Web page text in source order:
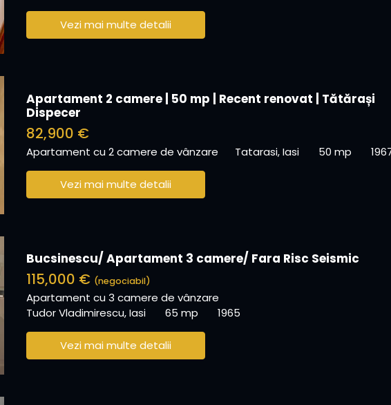
Vezi mai multe detalii
Apartament 2 camere | 50 mp | Recent renovat | Tătărași
Dispecer
82,900 €
Apartament cu 2 camere de vânzare Tatarasi, Iasi 50 mp
Vezi mai multe detalii
Bucsinescu/ Apartament 3 camere/ Fara Risc Seismic
115,000 € (negociabil)
Apartament cu 3 camere de vânzare
Tudor Vladimirescu, Iasi
65 mp 1965
Vezi mai multe detalii